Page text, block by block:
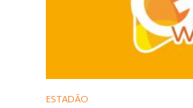
ESTADÃO